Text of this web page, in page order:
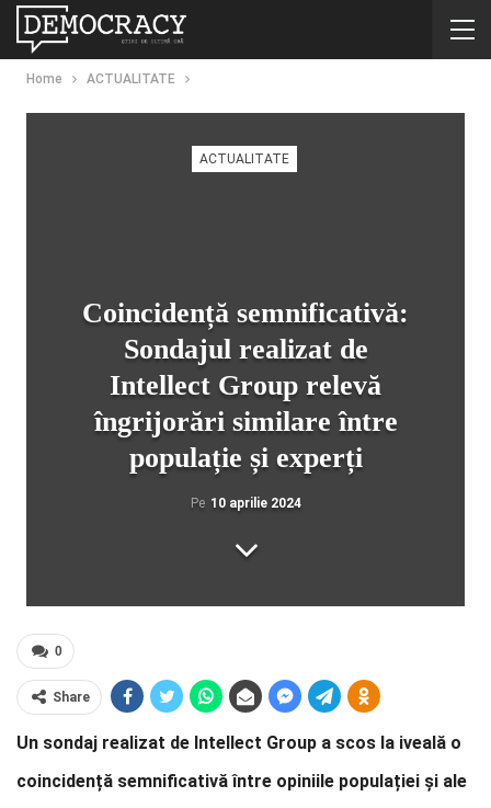
Home ACTUALITATE
ACTUALITATE
Coincidență semnificativă:
Sondajul realizat de
Intellect Group relevă
îngrijorări similare între
populație și experți
Pe 10 aprilie 2024
0
Share
Un sondaj realizat de Intellect Group a scos la iveală o
coincidență semnificativă între opiniile populației și ale